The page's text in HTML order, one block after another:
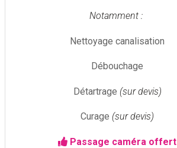
Notamment :
Nettoyage canalisation
Débouchage
Détartrage (sur devis)
Curage (sur devis)
Passage caméra offert